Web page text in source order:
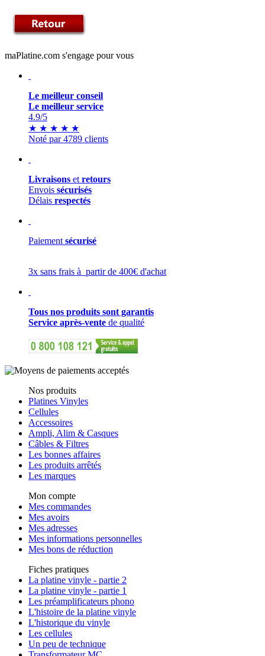
maPlatine.com s'engage pour vous
Le meilleur conseil
Le meilleur service
4.9/5
★ ★ ★ ★ ★
Noté par 4789 clients
Livraisons etretours
Envois sécurisés
Délais respectés
Paiementsécurisé
3x sans frais à partir de 400€ d'achat
Tous nos produits sont garantis
Service après-vente de qualité
Nos produits
Platines Vinyles
Cellules
Accessoires
Ampli, Alim & Casques
Câbles & Filtres
Les bonnes affaires
Les produits arrêtés
Les marques
Mon compte
Mes commandes
Mes avoirs
Mes adresses
Mes informations personnelles
Mes bons de réduction
Fiches pratiques
La platine vinyle - partie 2
La platine vinyle - partie 1
Les préamplificateurs phono
L'histoire de la platine vinyle
L'historique du vinyle
Les cellules
Un peu de technique